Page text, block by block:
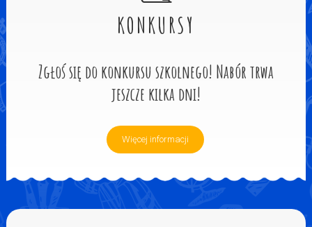
KONKURSY
Zgłoś się do konkursu szkolnego! Nabór trwa
jeszcze kilka dni!
Więcej informacji